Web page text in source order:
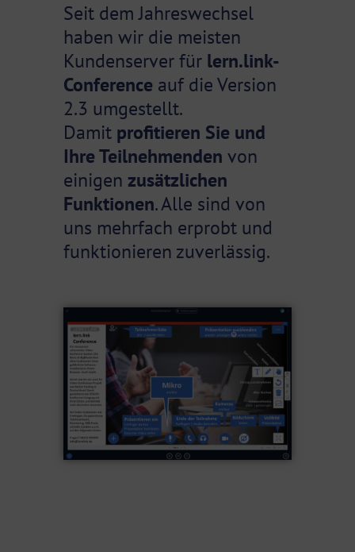
Seit dem Jahreswechsel
haben wir die meisten
Kundenserver für lern.link-
Conference auf die Version
2.3 umgestellt.
Damit profitieren Sie und
Ihre Teilnehmenden von
einigen zusätzlichen
Funktionen. Alle sind von
uns mehrfach erprobt und
funktionieren zuverlässig.